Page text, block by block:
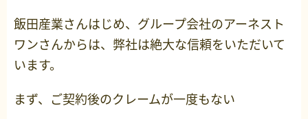
飯田産業さんはじめ、グループ会社のアーネスト
ワンさんからは、弊社は絶大な信頼をいただいて
います。
まず、ご契約後のクレームが一度もない